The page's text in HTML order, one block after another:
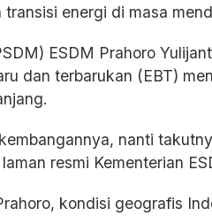
energi di masa
ESDM Prahoro
dan terbarukan (EBT)
nanti
resmi Kementerian
kondisi geografis